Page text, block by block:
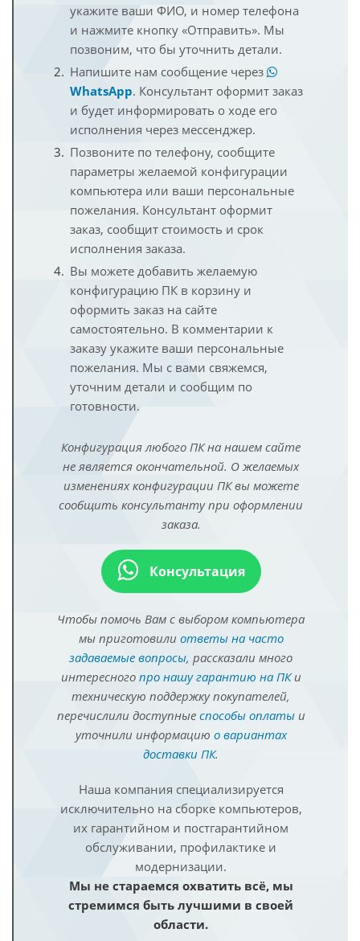
укажите ваши ФИО, и номер телефона
и нажмите кнопку «Отправить». Мы
позвоним, что бы уточнить детали.
Напишите нам сообщение через
WhatsApp. Консультант оформит заказ
и будет информировать о ходе его
исполнения через мессенджер.
Позвоните по телефону, сообщите
параметры желаемой конфигурации
компьютера или ваши персональные
пожелания. Консультант оформит
заказ, сообщит стоимость и срок
исполнения заказа.
Вы можете добавить желаемую
конфигурацию ПК в корзину и
оформить заказ на сайте
самостоятельно. В комментарии к
заказу укажите ваши персональные
пожелания. Мы с вами свяжемся,
уточним детали и сообщим по
готовности.
Конфигурация любого ПК на нашем сайте
не является окончательной. О желаемых
изменениях конфигурации ПК вы можете
сообщить консультанту при оформлении
заказа.
Консультация
Чтобы помочь Вам с выбором компьютера
мы приготовили ответы на часто
задаваемые вопросы, рассказали много
интересного про нашу гарантию на ПКи
техническую поддержку покупателей,
перечислили доступные способы оплатыи
уточнили информацию о вариантах
доставки ПК.
Наша компания специализируется
исключительно на сборке компьютеров,
их гарантийном и постгарантийном
обслуживании, профилактике и
модернизации.
Мы не стараемся охватить всё, мы
стремимся быть лучшими в своей
области.